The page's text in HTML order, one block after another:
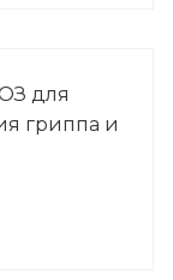
для
гриппа и